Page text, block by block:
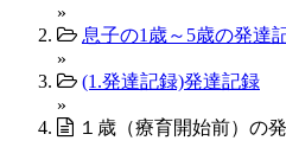
»
息子の1歳～5歳の発達
»
(1.発達記録)発達記録
»
１歳（療育開始前）の